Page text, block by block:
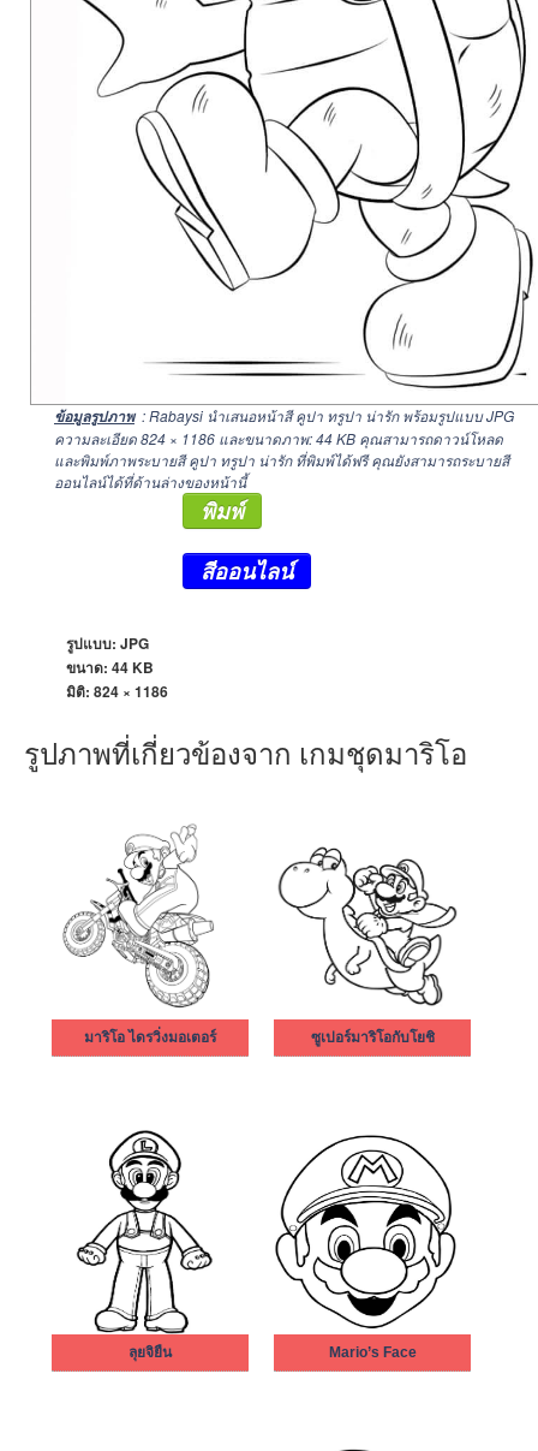
ข้อมูลรูปภาพ : Rabaysi นำเสนอหน้าสี คูปา ทรูปา น่ารัก พร้อมรูปแบบ JPG
ความละเอียด824 × 1186 และขนาดภาพ: 44 KB คุณสามารถดาวน์โหลด
และพิมพ์ภาพระบายสี คูปา ทรูปา น่ารัก ที่พิมพ์ได้ฟรี คุณยังสามารถระบายสี
ออนไลน์ได้ที่ด้านล่างของหน้านี้
พิมพ์
สีออนไลน์
รูปแบบ: JPG
ขนาด: 44 KB
มิติ: 824 × 1186
รูปภาพที่เกี่ยวข้องจาก เกมชุดมาริโอ
มาริโอ ไดรวิ่งมอเตอร์ ซูเปอร์มาริโอกับโยชิ
ลุยจิยืน Mario’s Face